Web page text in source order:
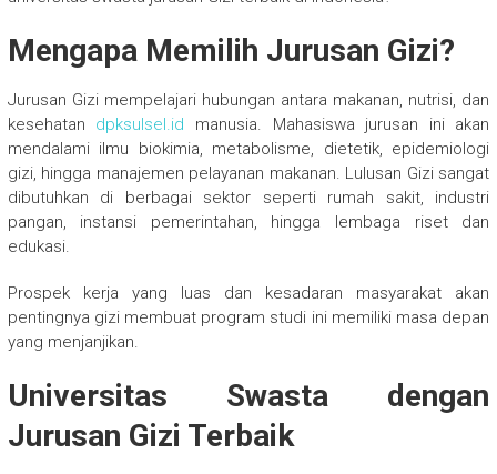
Mengapa Memilih Jurusan Gizi?
Jurusan Gizi mempelajari hubungan antara makanan, nutrisi, dan
kesehatan dpksulsel.id manusia. Mahasiswa jurusan ini akan
mendalami ilmu biokimia, metabolisme, dietetik, epidemiologi
gizi, hingga manajemen pelayanan makanan. Lulusan Gizi sangat
dibutuhkan di berbagai sektor seperti rumah sakit, industri
pangan, instansi pemerintahan, hingga lembaga riset dan
edukasi.
Prospek kerja yang luas dan kesadaran masyarakat akan
pentingnya gizi membuat program studi ini memiliki masa depan
yang menjanjikan.
Universitas Swasta dengan
Jurusan Gizi Terbaik